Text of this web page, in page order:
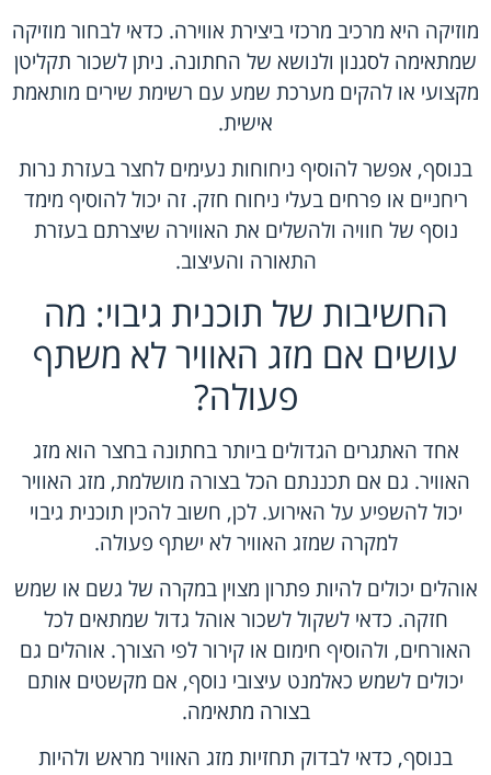
מוזיקה היא מרכיב מרכזי ביצירת אווירה. כדאי לבחור מוזיקה
שמתאימה לסגנון ולנושא של החתונה. ניתן לשכור תקליטן
מקצועי או להקים מערכת שמע עם רשימת שירים מותאמת
אישית.
בנוסף, אפשר להוסיף ניחוחות נעימים לחצר בעזרת נרות
ריחניים או פרחים בעלי ניחוח חזק. זה יכול להוסיף מימד
נוסף של חוויה ולהשלים את האווירה שיצרתם בעזרת
התאורה והעיצוב.
החשיבות של תוכנית גיבוי: מה
עושים אם מזג האוויר לא משתף
פעולה?
אחד האתגרים הגדולים ביותר בחתונה בחצר הוא מזג
האוויר. גם אם תכננתם הכל בצורה מושלמת, מזג האוויר
יכול להשפיע על האירוע. לכן, חשוב להכין תוכנית גיבוי
למקרה שמזג האוויר לא ישתף פעולה.
אוהלים יכולים להיות פתרון מצוין במקרה של גשם או שמש
חזקה. כדאי לשקול לשכור אוהל גדול שמתאים לכל
האורחים, ולהוסיף חימום או קירור לפי הצורך. אוהלים גם
יכולים לשמש כאלמנט עיצובי נוסף, אם מקשטים אותם
בצורה מתאימה.
בנוסף, כדאי לבדוק תחזיות מזג האוויר מראש ולהיות